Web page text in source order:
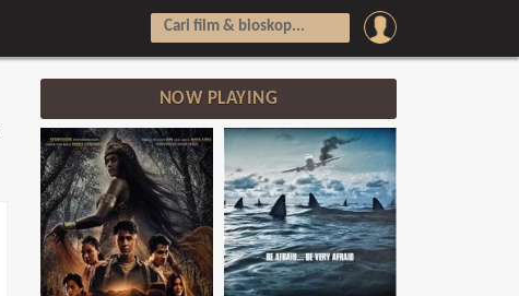
NOW PLAYING